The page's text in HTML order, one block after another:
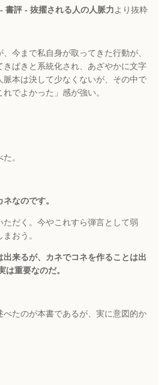
書評 - 抜擢される人の人脈力より抜粋
今まで私自身が取ってきた行動が、
ぱきと系統化され、あざやかに文字
本は決して少なくないが、その中で
でよかった」感が強い。
。
なのです。
だく。今やこれすら弾言として弱
おう。
出来るが、カネでコネを作ることは出
は重要なのだ。
べたのが本書であるが、実に意図的か